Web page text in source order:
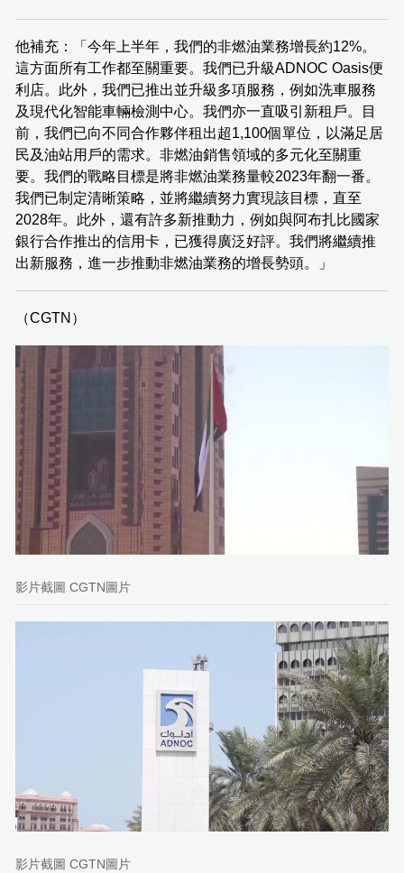
他補充：「今年上半年，我們的非燃油業務增長約12%。
這方面所有工作都至關重要。我們已升級ADNOC Oasis便
利店。此外，我們已推出並升級多項服務，例如洗車服務
及現代化智能車輛檢測中心。我們亦一直吸引新租戶。目
前，我們已向不同合作夥伴租出超1,100個單位，以滿足居
民及油站用戶的需求。非燃油銷售領域的多元化至關重
要。我們的戰略目標是將非燃油業務量較2023年翻一番。
我們已制定清晰策略，並將繼續努力實現該目標，直至
2028年。此外，還有許多新推動力，例如與阿布扎比國家
銀行合作推出的信用卡，已獲得廣泛好評。我們將繼續推
出新服務，進一步推動非燃油業務的增長勢頭。」
（CGTN）
影片截圖 CGTN圖片
影片截圖 CGTN圖片